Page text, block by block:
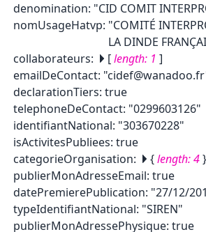
denomination: "CID COMIT
nomUsageHatvp: "COMITÉ
LA DINDE
collaborateurs: [length: 1 ]
emailDeContact:
declarationTiers: true
telephoneDeContact: "0299603126"
identifiantNational: "303670228"
isActivitesPubliees: true
categorieOrganisation: {length:4}
publierMonAdresseEmail: true
datePremierePublication: "27/12/
typeIdentifiantNational: "SIREN"
publierMonAdressePhysique: true